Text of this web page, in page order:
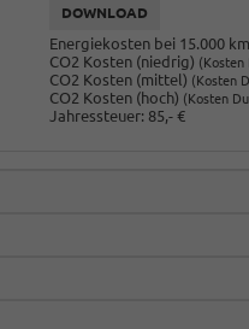
DOWNLOAD
Energiekosten bei 15.000
CO2 Kosten (niedrig) (Kosten
CO2 Kosten (mittel) (Kosten
CO2 Kosten (hoch) (Kosten
Jahressteuer: 85,- €